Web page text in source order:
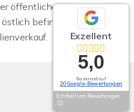
öffentliche
östlich befindet sich
Exzellent
5,0
Basierend auf
20 Google-Bewertungen
Echtheit von Bewertungen